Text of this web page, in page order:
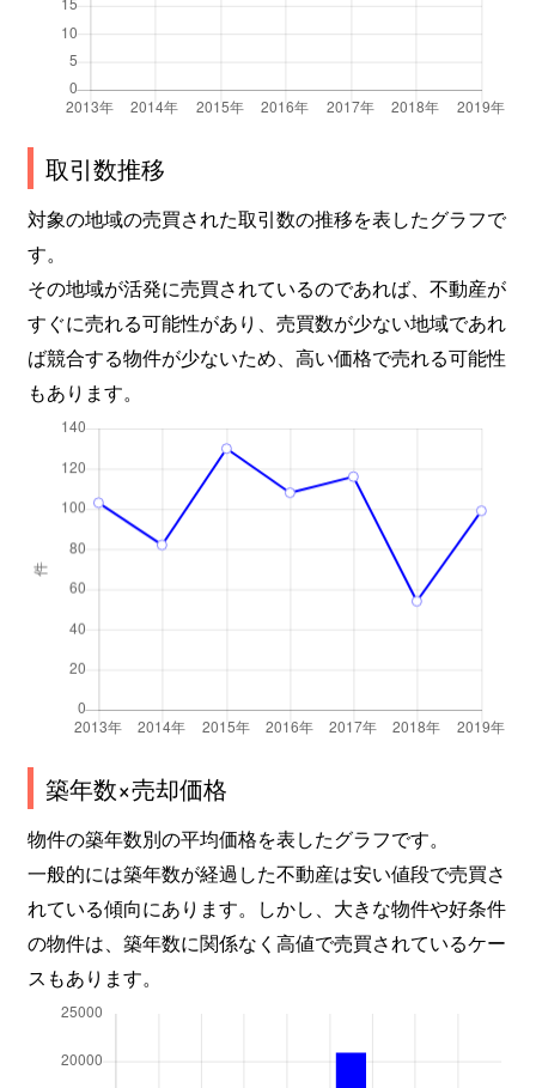
取引数推移
対象の地域の売買された取引数の推移を表したグラフで
す。
その地域が活発に売買されているのであれば、不動産が
すぐに売れる可能性があり、売買数が少ない地域であれ
ば競合する物件が少ないため、高い価格で売れる可能性
もあります。
築年数×売却価格
物件の築年数別の平均価格を表したグラフです。
一般的には築年数が経過した不動産は安い値段で売買さ
れている傾向にあります。しかし、大きな物件や好条件
の物件は、築年数に関係なく高値で売買されているケー
スもあります。